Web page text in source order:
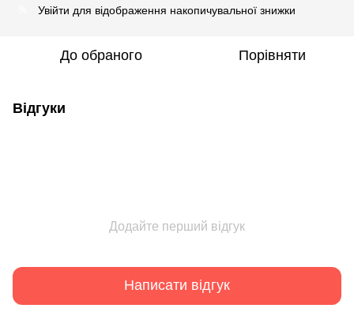
Увійти для відображення накопичувальної знижки
До обраного Порівняти
Відгуки
Додайте перший відгук
Написати відгук